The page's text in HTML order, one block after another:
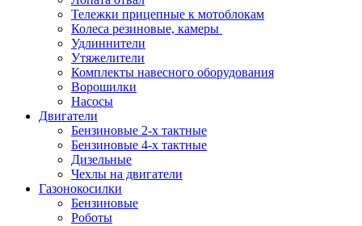
Тележки прицепные к мотоблокам
Колеса резиновые, камеры
Удлиннители
Утяжелители
Комплекты навесного оборудования
Ворошилки
Насосы
Двигатели
Бензиновые 2-х тактные
Бензиновые 4-х тактные
Дизельные
Чехлы на двигатели
Газонокосилки
Бензиновые
Роботы